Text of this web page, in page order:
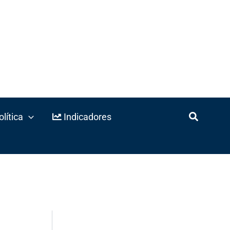
Indicadores